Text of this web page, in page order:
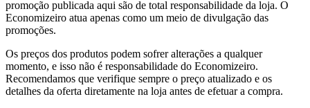
promoção publicada aqui são de total responsabilidade da loja. O
Economizeiro atua apenas como um meio de divulgação das
promoções.
Os preços dos produtos podem sofrer alterações a qualquer
momento, e isso não é responsabilidade do Economizeiro.
Recomendamos que verifique sempre o preço atualizado e os
detalhes da oferta diretamente na loja antes de efetuar a compra.